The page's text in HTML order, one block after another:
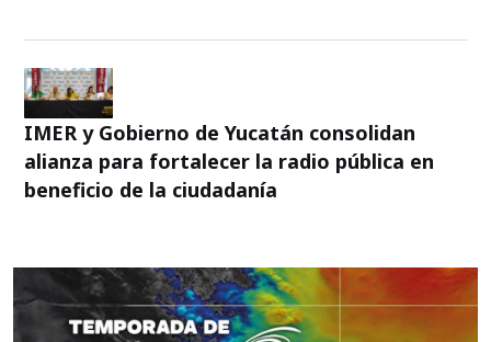
IMER y Gobierno de Yucatán consolidan
alianza para fortalecer la radio pública en
beneficio de la ciudadanía